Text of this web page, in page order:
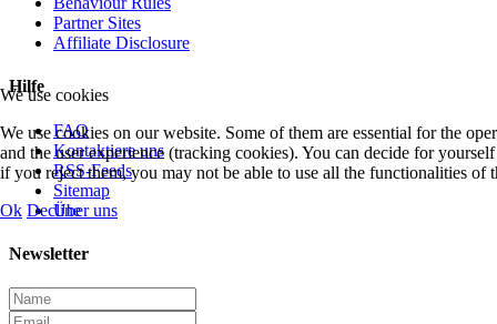
Partner Sites
Affiliate Disclosure
Hilfe
FAQ
Kontaktiere uns
RSS-Feeds
Sitemap
Über uns
Newsletter
We use cookies
We use cookies on our website. Some of them are essential for the
and the user experience (tracking cookies). You can decide for
if you reject them, you may not be able to use all the functionalities of
Ok Decline